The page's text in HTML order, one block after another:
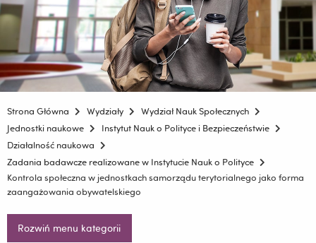
Strona Główna Wydziały
Wydział Nauk Społecznych
Jednostki naukowe
Instytut Nauk o Polityce i Bezpieczeństwie
Działalność naukowa
Zadania badawcze realizowane w Instytucie Nauk o Polityce
Kontrola społeczna w jednostkach samorządu terytorialnego jako forma
zaangażowania obywatelskiego
Rozwiń menu kategorii